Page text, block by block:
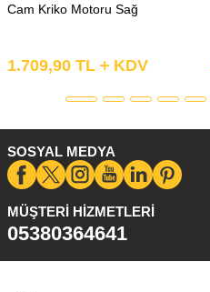
Cam Kriko Motoru Sağ
1.709,90 TL KDV
SOSYAL MEDYA
MÜŞTERI HIZMETLERI
05380364641